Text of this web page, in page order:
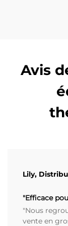
Avis
Lily,
"Efficace
"Nous
vente en